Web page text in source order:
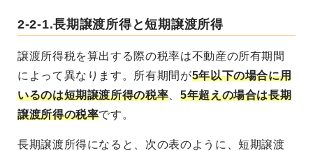
2-2-1.長期譲渡所得と短期譲渡所得
譲渡所得税を算出する際の税率は不動産の所有期間
によって異なります。所有期間が5年以下の場合に用
いるのは短期譲渡所得の税率
5年超えの場合は長期
譲渡所得の税率です。
長期譲渡所得になると、次の表のように、短期譲渡